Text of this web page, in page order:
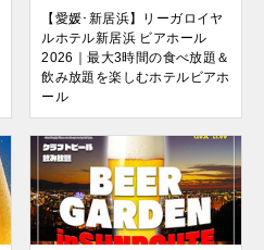
【愛媛･新居浜】リーガロイヤ
ルホテル新居浜 ビアホール
2026｜最大3時間の食べ放題＆
飲み放題を楽しむホテルビアホ
ール